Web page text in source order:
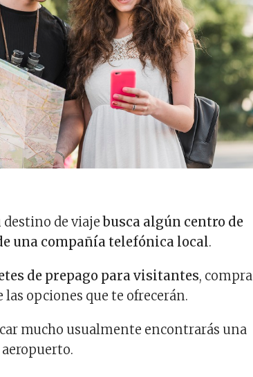
destino de viajebusca algún centro de
una compañía telefónica local.
de prepago para visitantes, compra
opciones que te ofrecerán.
mucho usualmente encontrarás una